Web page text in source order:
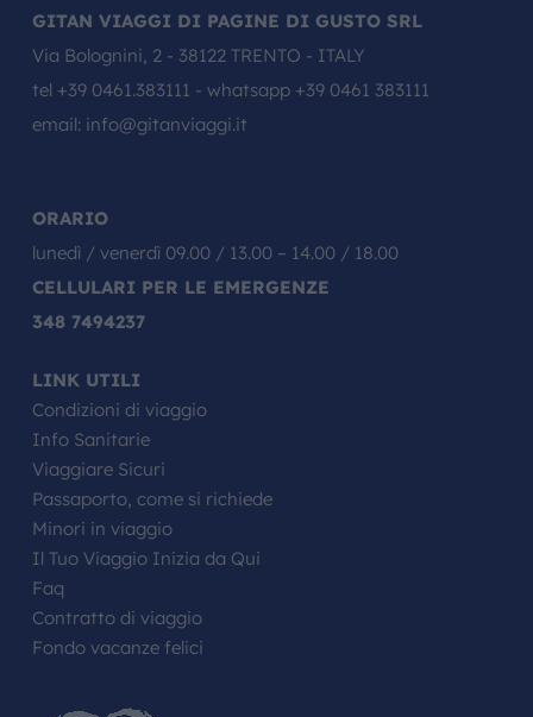
GITAN VIAGGI DI PAGINE DI GUSTO SRL
Via Bolognini, 2 - 38122 TRENTO - ITALY
tel +39 0461.383111 - whatsapp +39 0461 383111
email: info@gitanviaggi.it
ORARIO
lunedì / venerdì 09.00 / 13.00 – 14.00 / 18.00
CELLULARI PER LE EMERGENZE
348 7494237
LINK UTILI
Condizioni di viaggio
Info Sanitarie
Viaggiare Sicuri
Passaporto, come si richiede
Minori in viaggio
Il Tuo Viaggio Inizia da Qui
Faq
Contratto di viaggio
Fondo vacanze felici